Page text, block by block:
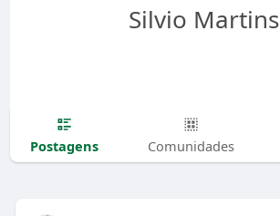
Silvio Martins
Postagens Comunidades